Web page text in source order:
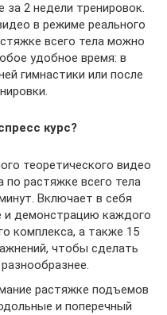
2 недели тренировок.
в режиме реального
всего тела можно
удобное время: в
гимнастики или после
курс?
теоретического видео
по растяжке всего тела
Включает в себя
и демонстрацию каждого
комплекса, а также 15
чтобы сделать
растяжке подъемов
и поперечный